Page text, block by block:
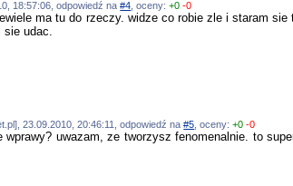
18:57:06, odpowiedź na#4 , oceny:+0 -0
ma tu do rzeczy. widze co robie zle i staram
udac.
23.09.2010, 20:46:11, odpowiedź na#5 , oceny:+0 -0
wprawy? uwazam, ze tworzysz fenomenalnie. to